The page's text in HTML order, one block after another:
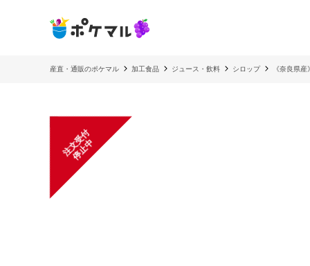
産直・通販のポケマル 加工食品 ジュース・飲料 シロップ 《奈良県
注
文
受
付
停
止
中